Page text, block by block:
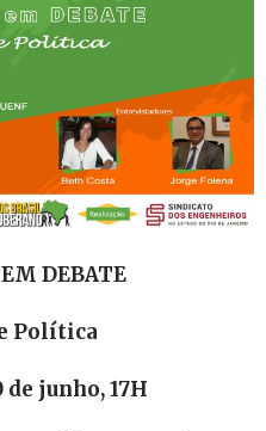
DEBATE
Política
junho, 17H